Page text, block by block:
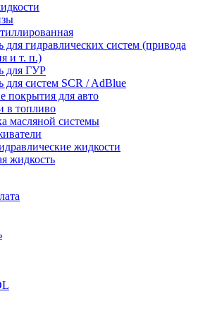
для гидравлических систем (привода
и т. п.)
для ГУР
для систем SCR / AdBlue
покрытия для авто
в топливо
масляной системы
жидкости
жидкость